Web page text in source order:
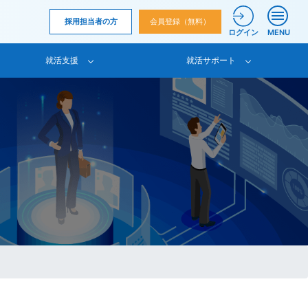
採用担当者の方
会員登録（無料）
ログイン
MENU
就活支援 就活サポート